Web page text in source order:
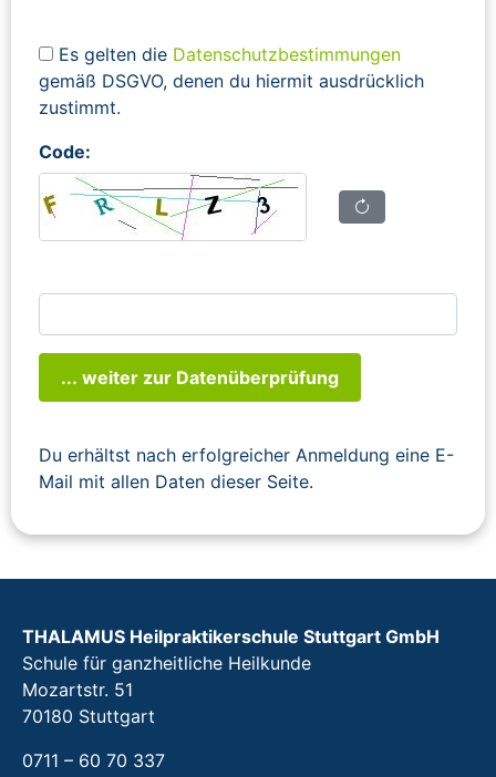
Es gelten die Datenschutzbestimmungen
gemäß DSGVO, denen du hiermit ausdrücklich
zustimmt.
Code:
... weiter zur Datenüberprüfung
Du erhältst nach erfolgreicher Anmeldung eine E-
Mail mit allen Daten dieser Seite.
THALAMUS Heilpraktikerschule Stuttgart GmbH
Schule für ganzheitliche Heilkunde
Mozartstr. 51
70180 Stuttgart
0711 – 60 70 337